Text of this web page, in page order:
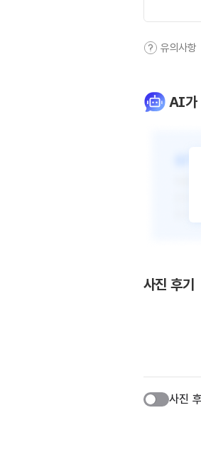
유의사항
AI가
사진 후기
사진